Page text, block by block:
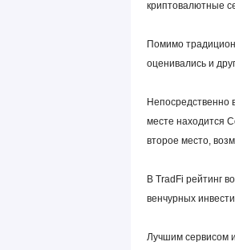
криптовалютные
Помимо
оценивались и
Непосредственно
месте находится
второе место,
В TradFi рейтинг
венчурных
Лучшим сервисом